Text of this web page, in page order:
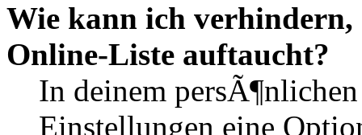
Wie kann ich verhindern,
Online-Liste auftaucht?
In deinem
Einstellungen eine